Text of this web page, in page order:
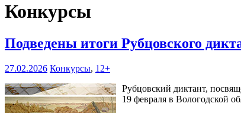
Конкурсы
Подведены итоги Рубцовского
27.02.2026 Конкурсы, 12+
Рубцовский диктант,
19 февраля в Вологодской